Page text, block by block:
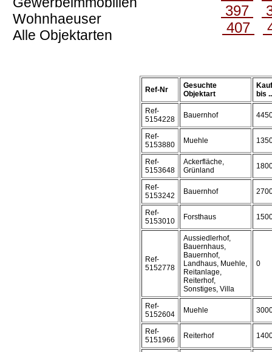
Wohnhaeuser
Alle Objektarten
397
407
Ref-Nr
Gesuchte
Objektart
bis
Ref-
5154228
Bauernhof
Ref-
5153880
Muehle
Ref-
5153648
Ackerfläche,
Grünland
Ref-
5153242
Bauernhof
Ref-
5153010
Forsthaus
Ref-
5152778
Aussiedlerhof,
Bauernhaus,
Bauernhof,
Landhaus, Muehle,
Reitanlage,
Reiterhof,
Sonstiges, Villa
0
Ref-
5152604
Muehle
Ref-
5151966
Reiterhof